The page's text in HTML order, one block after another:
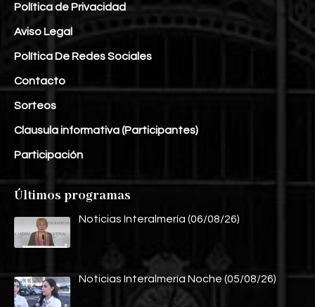
Política de Privacidad
Aviso Legal
Política De Redes Sociales
Contacto
Sorteos
Clausula informativa (Participantes)
Participación
Últimos programas
Noticias Interalmería (06/08/26)
Noticias Interalmería Noche (05/08/26)